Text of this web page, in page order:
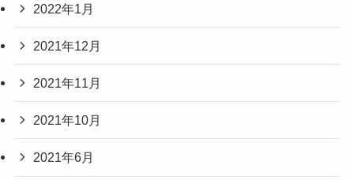
2022年1月
2021年12月
2021年11月
2021年10月
2021年6月